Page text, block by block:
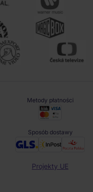
Metody płatności
Sposób dostawy
Projekty UE